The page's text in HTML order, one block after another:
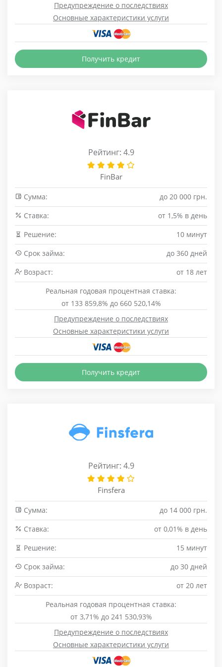
Предупреждение о последствиях
Основные характеристики услуги
Получить кредит
Рейтинг: 4.9
FinBar
Сумма:
до 20 000 грн.
Cтавка:
от 1,5% в день
Решение:
10 минут
Срок займа:
до 360 дней
Возраст:
от 18 лет
Реальная годовая процентная ставка:
от 133 859,8% до 660 520,14%
Предупреждение о последствиях
Основные характеристики услуги
Получить кредит
Рейтинг: 4.9
Finsfera
Сумма:
до 14 000 грн.
Cтавка:
от 0,01% в день
Решение:
15 минут
Срок займа:
до 30 дней
Возраст:
от 20 лет
Реальная годовая процентная ставка:
от 3,71% до 241 530,93%
Предупреждение о последствиях
Основные характеристики услуги